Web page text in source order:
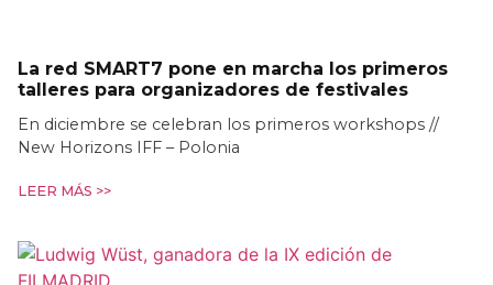
La red SMART7 pone en marcha los primeros
talleres para organizadores de festivales
En diciembre se celebran los primeros workshops //
New Horizons IFF – Polonia
LEER MÁS >>